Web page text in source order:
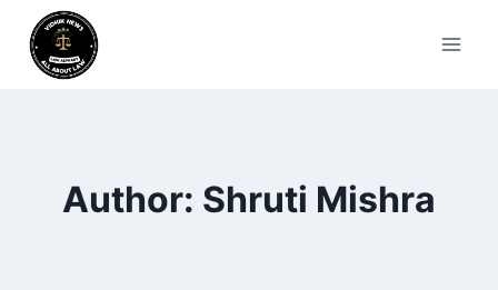
Author: Shruti Mishra